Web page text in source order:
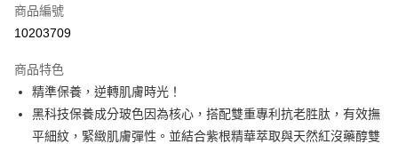
超商取貨付款
Apple Pay
街口支付
商品編號
10203709
商品特色
精準保養，逆轉肌膚時光！
黑科技保養成分玻色因為核心，搭配雙重專利抗老胜肽，有效撫
平細紋，緊緻肌膚彈性。並結合紫根精華萃取與天然紅沒藥醇雙